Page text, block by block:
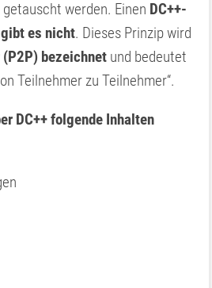
getauscht werden. Einen DC++-
es nicht. Dieses Prinzip wird
bezeichnet und bedeutet
Teilnehmer zu Teilnehmer“.
DC++ folgende Inhalten